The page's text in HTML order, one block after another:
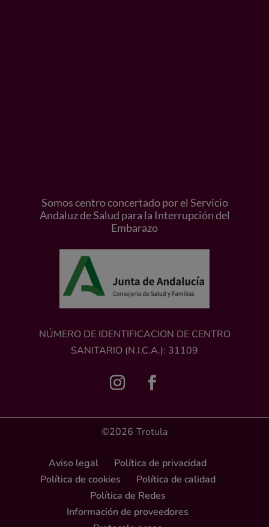
Somos centro concertado por el Servicio
Andaluz de Salud para la Interrupción del
Embarazo
NÚMERO DE IDENTIFICACION DE CENTRO
SANITARIO (N.I.C.A.): 31109
©2026 Trotula
Aviso legal
Política de privacidad
Política de cookies
Política de calidad
Política de Redes
Información de proveedores